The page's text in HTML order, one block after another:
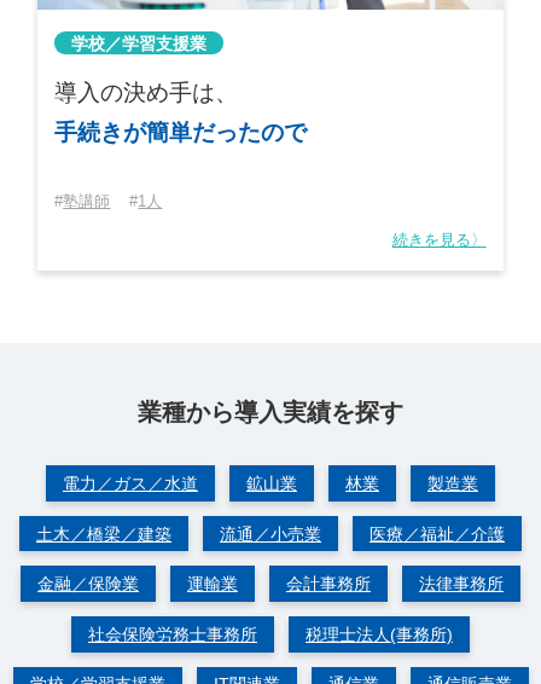
学校／学習支援業
導入の決め手は、
手続きが簡単だったので
塾講師 1人
続きを見る〉
業種から導⼊実績を探す
電力／ガス／水道 鉱山業 林業 製造業
土木／橋梁／建築 流通／小売業 医療／福祉／介護
金融／保険業 運輸業 会計事務所 法律事務所
社会保険労務士事務所 税理士法人(事務所)